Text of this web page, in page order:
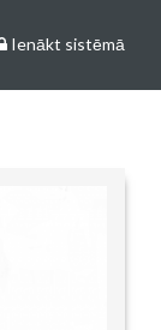
Ienākt sistēmā